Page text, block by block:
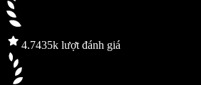
4.7435k lượt đánh giá